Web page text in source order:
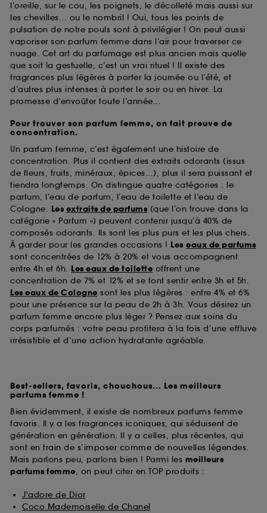
l’oreille, sur le cou, les poignets, le décolleté mais aussi sur
les chevilles... ou le nombril ! Oui, tous les points de
pulsation de notre pouls sont à privilégier ! On peut aussi
vaporiser son parfum femme dans l’air pour traverser ce
nuage. Cet art du parfumage est plus ancien mais quelle
que soit la gestuelle, c’est un vrai rituel ! Il existe des
fragrances plus légères à porter la journée ou l’été, et
d’autres plus intenses à porter le soir ou en hiver. La
promesse d’envoûter toute l’année...
Pour trouver son parfum femme, on fait preuve de
concentration.
Un parfum femme, c’est également une histoire de
concentration. Plus il contient des extraits odorants (issus
de fleurs, fruits, minéraux, épices...), plus il sera puissant et
tiendra longtemps. On distingue quatre catégories : le
parfum, l’eau de parfum, l’eau de toilette et l’eau de
Cologne. Les extraits de parfums (que l’on trouve dans la
catégorie « Parfum ») peuvent contenir jusqu’à 40% de
composés odorants. Ils sont les plus purs et les plus chers.
À garder pour les grandes occasions ! Les eaux de parfums
sont concentrées de 12% à 20% et vous accompagnent
entre 4h et 6h. Les eaux de toilette offrent une
concentration de 7% et 12% et se font sentir entre 3h et 5h.
Les eaux de Cologne sont les plus légères : entre 4% et 6%
pour une présence sur la peau de 2h à 3h. Vous désirez un
parfum femme encore plus léger ? Pensez aux soins du
corps parfumés : votre peau profitera à la fois d’une effluve
irrésistible et d’une action hydratante agréable.
Best-sellers, favoris, chouchous... Les meilleurs
parfums femme !
Bien évidemment, il existe de nombreux parfums femme
favoris. Il y a les fragrances iconiques, qui séduisent de
génération en génération. Il y a celles, plus récentes, qui
sont en train de s’imposer comme de nouvelles légendes.
Mais parlons peu, parlons bien ! Parmi les meilleurs
parfums femme, on peut citer en TOP produits :
J'adore de Dior
Coco Mademoiselle de Chanel